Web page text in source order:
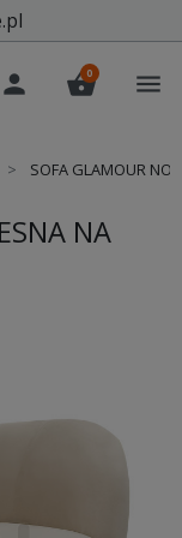
person shopping_basket
0 menu
SOFA GLAMOUR
NA